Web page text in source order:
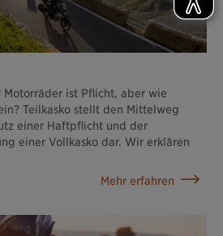
Motorräder ist Pflicht, aber wie
Teilkasko stellt den Mittelweg
einer Haftpflicht und der
einer Vollkasko dar. Wir erklären
Mehr erfahren